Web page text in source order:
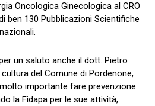
Oncologica Ginecologica al CRO
ben 130 Pubblicazioni Scientifiche
un saluto anche il dott. Pietro
del Comune di Pordenone,
importante fare prevenzione
la Fidapa per le sue attività,